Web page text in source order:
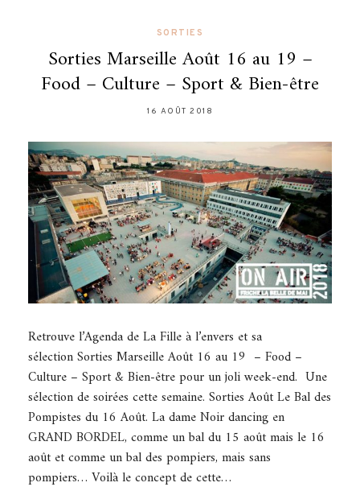
SORTIES
Sorties Marseille Août 16 au 19 –
Food – Culture – Sport & Bien-être
16 AOÛT 2018
Retrouve l’Agenda de La Fille à l’envers et sa
sélection Sorties Marseille Août 16 au 19 – Food –
Culture – Sport & Bien-être pour un joli week-end. Une
sélection de soirées cette semaine. Sorties Août Le Bal des
Pompistes du 16 Août. La dame Noir dancing en
GRAND BORDEL, comme un bal du 15 août mais le 16
août et comme un bal des pompiers, mais sans
pompiers… Voilà le concept de cette…